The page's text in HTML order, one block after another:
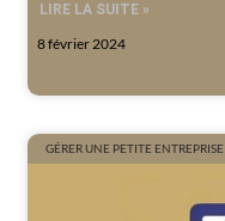
LIRE LA SUITE »
8 février 2024
GÉRER UNE PETITE ENTREPRISE